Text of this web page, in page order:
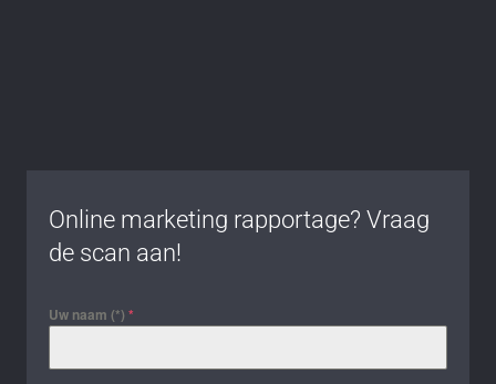
Online marketing rapportage? Vraag
de scan aan!
Uw naam (*) *